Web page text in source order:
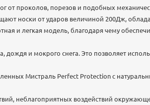
от проколов, порезов и подобных
носки от ударов величиной 200Дж,
и легкая модель, благодаря чему
и мокрого снега. Это позволяет
Мистраль Perfect Protection с
неблагоприятных воздействий